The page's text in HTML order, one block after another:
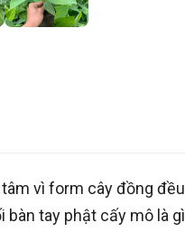
vì form cây đồng
tay phật cấy mô là